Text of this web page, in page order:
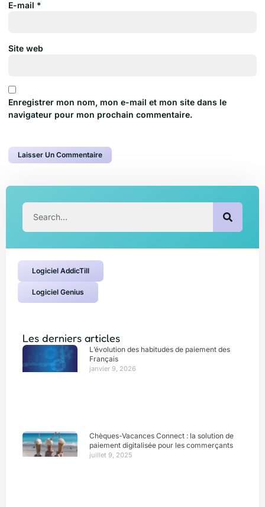
E-mail *
Site web
Enregistrer mon nom, mon e-mail et mon site dans le
navigateur pour mon prochain commentaire.
Logiciel AddicTill
Logiciel Genius
Les derniers articles
L’évolution des habitudes de paiement des
Français
janvier 9, 2026
Chèques-Vacances Connect : la solution de
paiement digitalisée pour les commerçants
juillet 9, 2025